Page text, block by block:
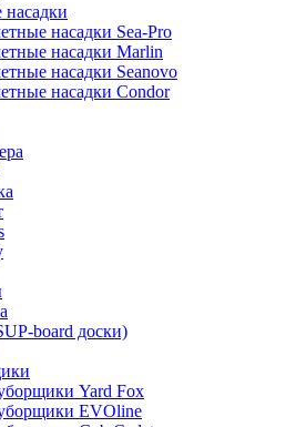
насадки Sea-Pro
насадки Marlin
насадки Seanovo
насадки Condor
board доски)
Yard Fox
EVOline